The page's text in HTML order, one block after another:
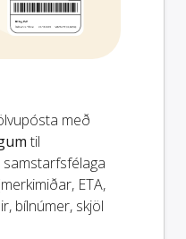
með
til
samstarfsfélaga
ETA,
bílnúmer, skjöl